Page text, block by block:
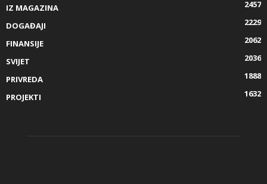
IZ MAGAZINA
2457
DOGAĐAJI
2229
FINANSIJE
2062
SVIJET
2036
PRIVREDA
1888
PROJEKTI
1632